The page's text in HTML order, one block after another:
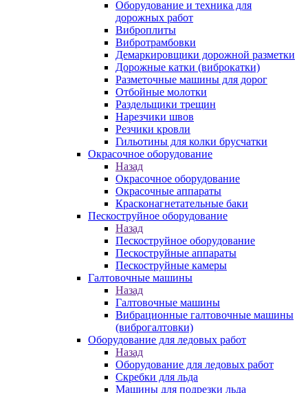
Оборудование и техника для
дорожных работ
Виброплиты
Вибротрамбовки
Демаркировщики дорожной разметки
Дорожные катки (виброкатки)
Разметочные машины для дорог
Отбойные молотки
Раздельщики трещин
Нарезчики швов
Резчики кровли
Гильотины для колки брусчатки
Окрасочное оборудование
Назад
Окрасочное оборудование
Окрасочные аппараты
Красконагнетательные баки
Пескоструйное оборудование
Назад
Пескоструйное оборудование
Пескоструйные аппараты
Пескоструйные камеры
Галтовочные машины
Назад
Галтовочные машины
Вибрационные галтовочные машины
(виброгалтовки)
Оборудование для ледовых работ
Назад
Оборудование для ледовых работ
Скребки для льда
Машины для подрезки льда